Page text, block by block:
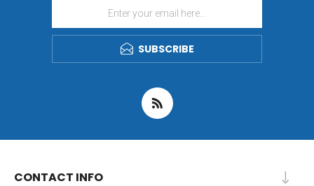
SUBSCRIBE
CONTACT INFO